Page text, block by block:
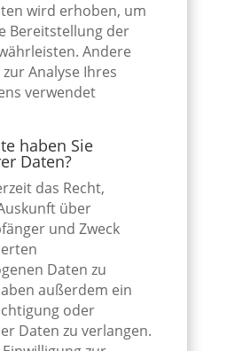
wird erhoben, um
Bereitstellung der
Andere
Analyse Ihres
verwendet
haben Sie
Daten?
das Recht,
über
und Zweck
Daten zu
außerdem ein
oder
Daten zu verlangen.